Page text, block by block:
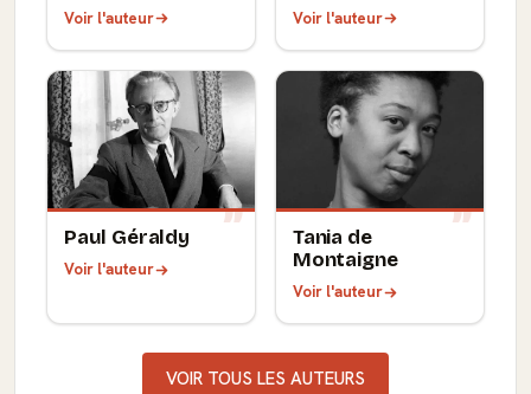
Voir l'auteur Voir l'auteur
Paul Géraldy
Voir l'auteur
Tania de
Montaigne
Voir l'auteur
VOIR TOUS LES AUTEURS